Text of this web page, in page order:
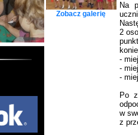
Zobacz galerię
Na
2
-
-
-
Po
w
z